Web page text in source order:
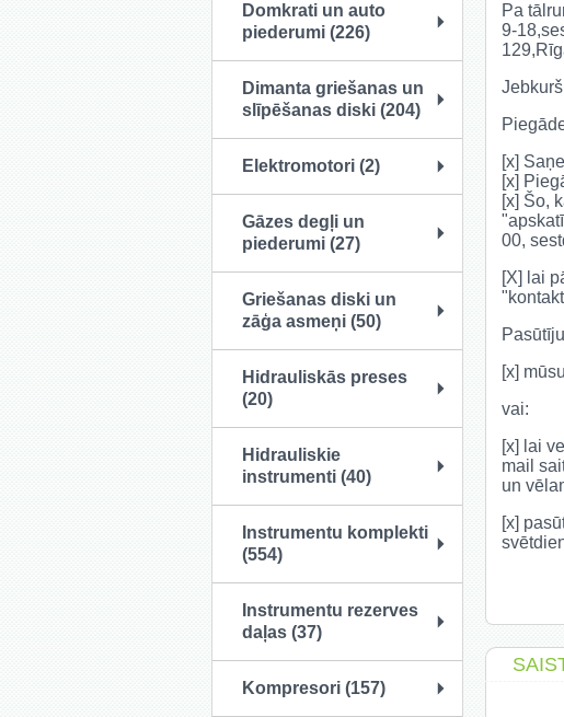
Domkrati un auto
piederumi (226)
Dimanta griešanas un
slīpēšanas diski (204)
Elektromotori (2)
Gāzes degļi un
piederumi (27)
Griešanas diski un
zāģa asmeņi (50)
Hidrauliskās preses
(20)
Hidrauliskie
instrumenti (40)
Instrumentu komplekti
(554)
Instrumentu rezerves
daļas (37)
Kompresori (157)
Pa
9-
[x]
[x]
[x] Šo,
00,
[X] lai
[x]
vai:
[x] lai
mail
un
[x]